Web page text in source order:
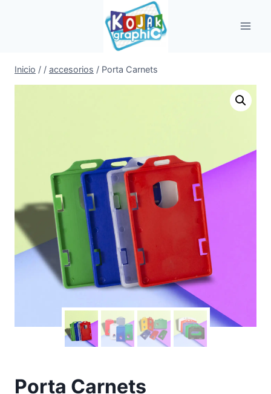
Inicio / / accesorios / Porta Carnets
Porta Carnets